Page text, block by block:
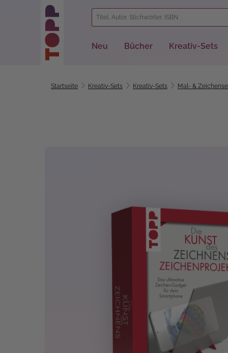
Zur Hauptnavigation springen
Neu Bücher Kreativ-Sets
Startseite Kreativ-Sets Kreativ-Sets Mal- &